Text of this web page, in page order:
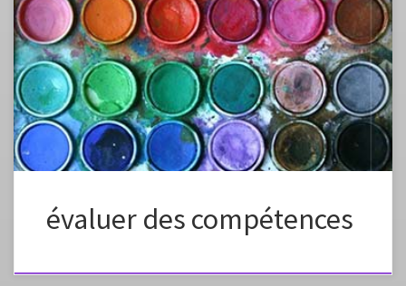
Plein écranappuyez sur esc pour sortir du mode plein écran Plein
écranappuyez sur esc pour sortir du mode plein écran Source de
l’articlehttp://www.pedagogie.ac-nantes.fr/arts-plastiques-
insitu/enseignement/evaluer-des-competences-942843.kjsp?
RH=1158750132734
évaluer des compétences